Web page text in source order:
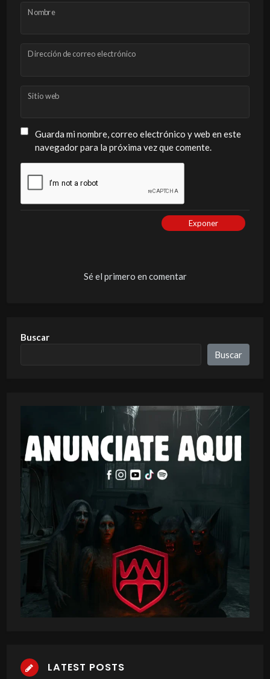
Nombre
Dirección de correo electrónico
Sitio web
Guarda mi nombre, correo electrónico y web en este
navegador para la próxima vez que comente.
Exponer
Sé el primero en comentar
Buscar
Buscar
LATEST POSTS